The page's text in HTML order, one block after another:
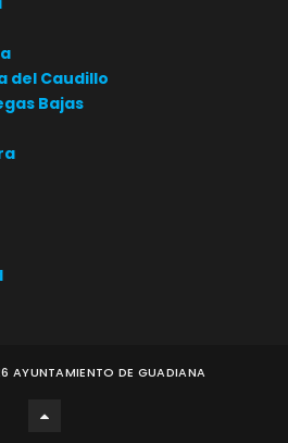
del Caudillo
Bajas
AYUNTAMIENTO DE GUADIANA